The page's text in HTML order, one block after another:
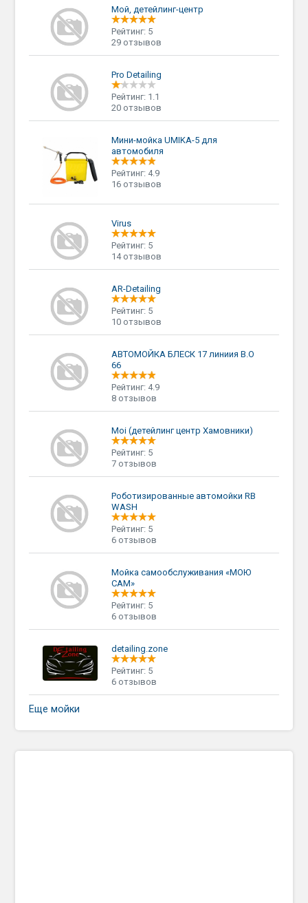
Мой, детейлинг-центр
Рейтинг: 5
29 отзывов
Pro Detailing
Рейтинг: 1.1
20 отзывов
Мини-мойка UMIKA-5 для
автомобиля
Рейтинг: 4.9
16 отзывов
Virus
Рейтинг: 5
14 отзывов
AR-Detailing
Рейтинг: 5
10 отзывов
АВТОМОЙКА БЛЕСК 17 линиия В.О
66
Рейтинг: 4.9
8 отзывов
Moi (детейлинг центр Хамовники)
Рейтинг: 5
7 отзывов
Роботизированные автомойки RB
WASH
Рейтинг: 5
6 отзывов
Мойка самообслуживания «МОЮ
САМ»
Рейтинг: 5
6 отзывов
detailing.zone
Рейтинг: 5
6 отзывов
Еще мойки